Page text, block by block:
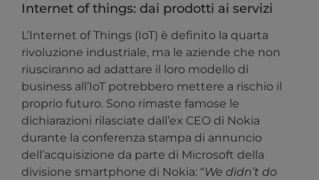
Internet of things: dai prodotti ai servizi
L’Internet of Things (IoT) è definito la quarta
rivoluzione industriale, ma le aziende che non
riusciranno ad adattare il loro modello di
business all’IoT potrebbero mettere a rischio il
proprio futuro. Sono rimaste famose le
dichiarazioni rilasciate dall’ex CEO di Nokia
durante la conferenza stampa di annuncio
dell’acquisizione da parte di Microsoft della
divisione smartphone di Nokia: “We didn’t do